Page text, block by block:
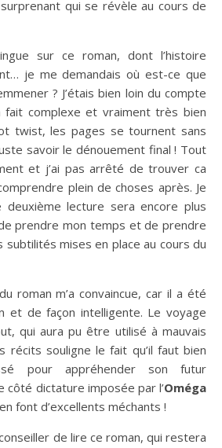
qui se révèle au cours de
sur ce roman, dont l’histoire
je me demandais où est-ce que
? J’étais bien loin du compte
fait complexe et vraiment très bien
twist, les pages se tournent sans
savoir le dénouement final ! Tout
et j’ai pas arrêté de trouver ca
plein de choses après. Je
deuxième lecture sera encore plus
prendre mon temps et de prendre
mises en place au cours du
roman m’a convaincue, car il a été
et de façon intelligente. Le voyage
qui aura pu être utilisé à mauvais
récits souligne le fait qu’il faut bien
pour appréhender son futur
côté dictature imposée par l’Oméga
en font d’excellents méchants !
de lire ce roman, qui restera